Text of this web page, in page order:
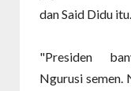
dan Said Didu itu.
"Presiden
Ngurusi semen.